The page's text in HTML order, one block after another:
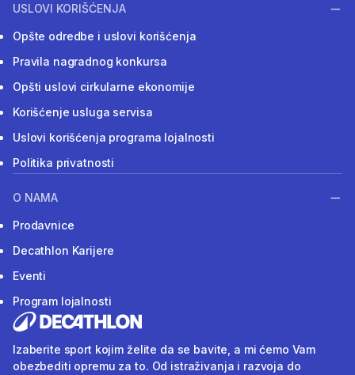
USLOVI KORIŠĆENJA
Opšte odredbe i uslovi korišćenja
Pravila nagradnog konkursa
Opšti uslovi cirkularne ekonomije
Korišćenje usluga servisa
Uslovi korišćenja programa lojalnosti
Politika privatnosti
O NAMA
Prodavnice
Decathlon Karijere
Eventi
Program lojalnosti
Izaberite sport kojim želite da se bavite, a mi ćemo Vam
obezbediti opremu za to. Od istraživanja i razvoja do